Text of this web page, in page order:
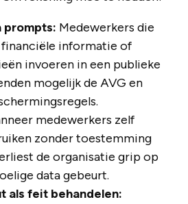
prompts: Medewerkers die
financiële informatie of
invoeren in een publieke
mogelijk de AVG en
medewerkers zelf
zonder toestemming
de organisatie grip op
data gebeurt.
als feit behandelen: